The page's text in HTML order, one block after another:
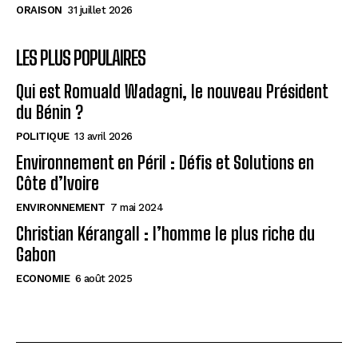
économiques
RDC : Croissance économique prometteuse, défis à
surmonter
AfricaCoeurNews
économiques
RDC : Croissance économique prometteuse, défis à
surmonter
AfricaCoeurNews
ORAISON 31 juillet 2026
LES PLUS POPULAIRES
Qui est Romuald Wadagni, le nouveau Président
du Bénin ?
POLITIQUE 13 avril 2026
Environnement en Péril : Défis et Solutions en
Côte d’Ivoire
ENVIRONNEMENT 7 mai 2024
Christian Kérangall : l’homme le plus riche du
Gabon
ECONOMIE 6 août 2025